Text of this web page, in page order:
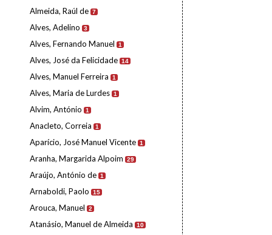
Almeida, Raúl de 7
Alves, Adelino 3
Alves, Fernando Manuel 1
Alves, José da Felicidade 14
Alves, Manuel Ferreira 1
Alves, Maria de Lurdes 1
Alvim, António 1
Anacleto, Correia 1
Aparício, José Manuel Vicente 1
Aranha, Margarida Alpoim 29
Araújo, António de 1
Arnaboldi, Paolo 15
Arouca, Manuel 2
Atanásio, Manuel de Almeida 10